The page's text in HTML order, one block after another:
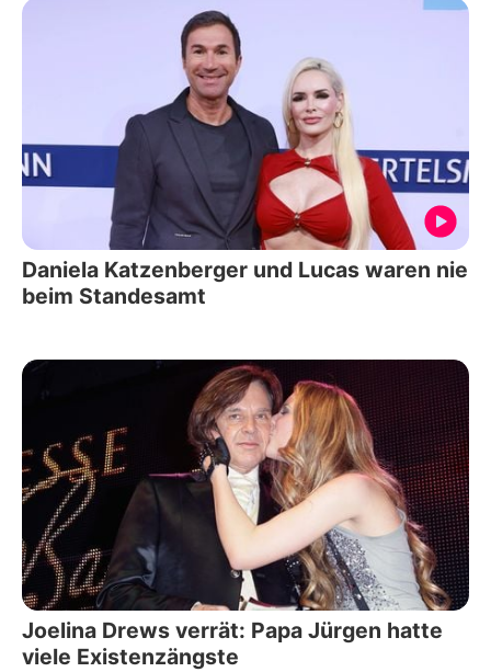
Daniela Katzenberger und Lucas waren nie
beim Standesamt
Joelina Drews verrät: Papa Jürgen hatte
viele Existenzängste